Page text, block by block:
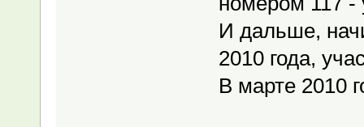
И дальше,
2010 года,
В марте 2010